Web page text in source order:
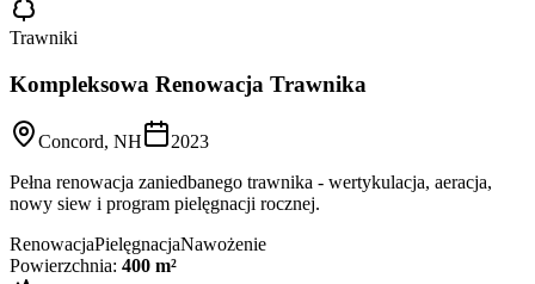
Trawniki
Kompleksowa Renowacja Trawnika
Concord, NH
2023
Pełna renowacja zaniedbanego trawnika - wertykulacja, aeracja,
nowy siew i program pielęgnacji rocznej.
RenowacjaPielęgnacjaNawożenie
Powierzchnia: 400 m²